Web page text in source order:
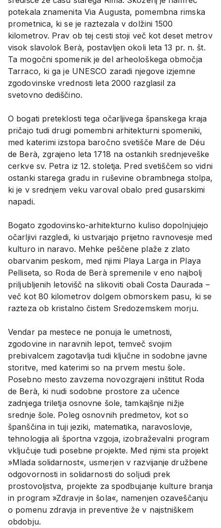
potekala znamenita Via Augusta, pomembna rimska
prometnica, ki se je raztezala v dolžini 1500
kilometrov. Prav ob tej cesti stoji več kot deset metrov
visok slavolok Berà, postavljen okoli leta 13 pr. n. št.
Ta mogočni spomenik je del arheološkega območja
Tarraco, ki ga je UNESCO zaradi njegove izjemne
zgodovinske vrednosti leta 2000 razglasil za
svetovno dediščino.
O bogati preteklosti tega očarljivega španskega kraja
pričajo tudi drugi pomembni arhitekturni spomeniki,
med katerimi izstopa baročno svetišče Mare de Déu
de Berà, zgrajeno leta 1718 na ostankih srednjeveške
cerkve sv. Petra iz 12. stoletja. Pred svetiščem so vidni
ostanki starega gradu in ruševine obrambnega stolpa,
ki je v srednjem veku varoval obalo pred gusarskimi
napadi.
Bogato zgodovinsko-arhitekturno kuliso dopolnjujejo
očarljivi razgledi, ki ustvarjajo prijetno ravnovesje med
kulturo in naravo. Mehke peščene plaže z zlato
obarvanim peskom, med njimi Playa Larga in Playa
Pelliseta, so Roda de Berà spremenile v eno najbolj
priljubljenih letovišč na slikoviti obali Costa Daurada –
več kot 80 kilometrov dolgem obmorskem pasu, ki se
razteza ob kristalno čistem Sredozemskem morju.
Vendar pa mestece ne ponuja le umetnosti,
zgodovine in naravnih lepot, temveč svojim
prebivalcem zagotavlja tudi ključne in sodobne javne
storitve, med katerimi so na prvem mestu šole.
Posebno mesto zavzema novozgrajeni inštitut Roda
de Berà, ki nudi sodobne prostore za učence
zadnjega triletja osnovne šole, tamkajšnje nižje
srednje šole. Poleg osnovnih predmetov, kot so
španščina in tuji jeziki, matematika, naravoslovje,
tehnologija ali športna vzgoja, izobraževalni program
vključuje tudi posebne projekte. Med njimi sta projekt
»Mlada solidarnost«, usmerjen v razvijanje družbene
odgovornosti in solidarnosti do soljudi prek
prostovoljstva, projekte za spodbujanje kulture branja
in program »Zdravje in šola«, namenjen ozaveščanju
o pomenu zdravja in preventive že v najstniškem
obdobju.